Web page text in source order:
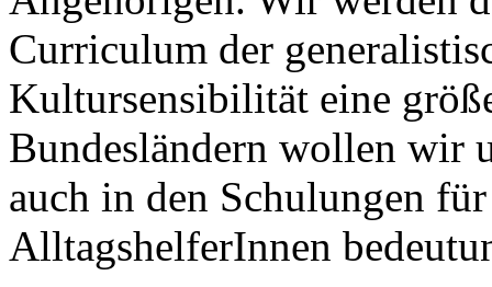
Curriculum der
Kultursensibilität eine
Bundesländern wollen wir
auch in den Schulungen
AlltagshelferInnen